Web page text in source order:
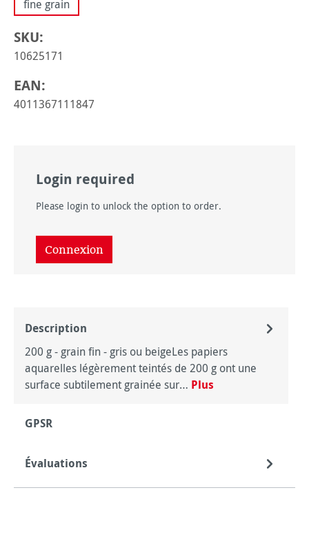
fine grain
SKU:
10625171
EAN:
4011367111847
Login required
Please login to unlock the option to order.
Connexion
Description
200 g - grain fin - gris ou beigeLes papiers
aquarelles légèrement teintés de 200 g ont une
surface subtilement grainée sur… Plus
GPSR
Évaluations